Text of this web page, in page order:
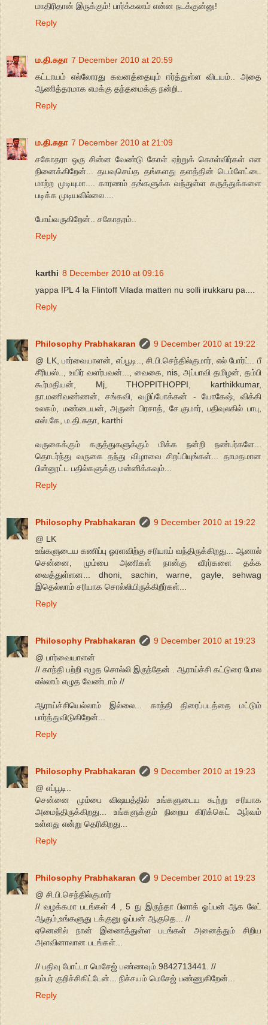
மாதிரிதான் இருக்கும்! பார்க்கலாம் என்ன நடக்குன்னு!
Reply
ம.தி.சுதா 7 December 2010 at 20:59
கட்டாயம் எல்லோரது கவனத்தையும் ஈர்த்துள்ள விடயம்.. அதை
ஆணித்தரமாக எமக்கு தந்தமைக்கு நன்றி..
Reply
ம.தி.சுதா 7 December 2010 at 21:09
சகோதரா ஒரு சின்ன வேண்டு கோள் ஏற்றுக் கொள்விர்கள் என
நினைக்கிறேன்... தயவுசெய்த தங்களது தளத்தின் டெம்ளேட்டை
மாற்ற முடியுமா.... காரணம் தங்களுக்க வந்துள்ள கருத்துக்களை
படிக்க முடியவில்லை....
போய்வருகிறேன்.. சகோதரம்..
Reply
karthi 8 December 2010 at 09:16
yappa IPL 4 la Flintoff Vilada matten nu solli irukkaru pa....
Reply
Philosophy Prabhakaran
9 December 2010 at 19:22
@ LK, பார்வையாளன், எப்பூடி.., சி.பி.செந்தில்குமார், எல் போர்ட்.. பீ
சீரியஸ்.., உயிர் வளர்பவன்..., வைகை, nis, அப்பாவி தமிழன், தம்பி
கூர்மதியன், Mj, THOPPITHOPPI, karthikkumar,
நா.மணிவண்ணன், சங்கவி, வழிப்போக்கன் - யோகேஷ், விக்கி
உலகம், மண்டையன், அருண் பிரசாத், சே.குமார், பதிவுலகில் பாபு,
எஸ்.கே, ம.தி.சுதா, karthi
வருகைக்கும் கருத்துகளுக்கும் மிக்க நன்றி நண்பர்களே...
தொடர்ந்து வருகை தந்து விழாவை சிறப்பியுங்கள்... தாமதமான
பின்னூட்ட பதில்களுக்கு மன்னிக்கவும்...
Reply
Philosophy Prabhakaran
9 December 2010 at 19:22
@ LK
உங்களுடைய கணிப்பு ஓரளவிற்கு சரியாய் வந்திருக்கிறது... ஆனால்
சென்னை, மும்பை அணிகள் நான்கு வீரர்களை தக்க
வைத்துள்ளன... dhoni, sachin, warne, gayle, sehwag
இதெல்லாம் சரியாக சொல்லியிருக்கிறீர்கள்...
Reply
Philosophy Prabhakaran
9 December 2010 at 19:23
@ பார்வையாளன்
// காந்தி பற்றி எழுத சொல்லி இருந்தேன் . ஆராய்ச்சி கட்டுரை போல
எல்லாம் எழுத வேண்டாம் //
ஆராய்ச்சியெல்லாம் இல்லை... காந்தி திரைப்படத்தை மட்டும்
பார்த்துவிடுகிறேன்...
Reply
Philosophy Prabhakaran
9 December 2010 at 19:23
@ எப்பூடி..
சென்னை மும்பை விஷயத்தில் உங்களுடைய கூற்று சரியாக
அமைந்திருக்கிறது... உங்களுக்கும் நிறைய கிரிக்கெட் ஆர்வம்
உள்ளது என்று தெரிகிறது...
Reply
Philosophy Prabhakaran
9 December 2010 at 19:23
@ சி.பி.செந்தில்குமார்
// வழக்கமா படங்கள் 4 , 5 நு இருந்தா பிளாக் ஓப்பன் ஆக லேட்
ஆகும்,உங்களுது டக்குனு ஓப்பன் ஆகுதெ... //
ஏனெனில் நான் இணைத்துள்ள படங்கள் அனைத்தும் சிறிய
அளவினாலான படங்கள்...
// பதிவு போட்டா மெசேஜ் பண்ணவும்.9842713441. //
நம்பர் குறிச்சிகிட்டேன்... நிச்சயம் மெசேஜ் பண்ணுகிறேன்...
Reply